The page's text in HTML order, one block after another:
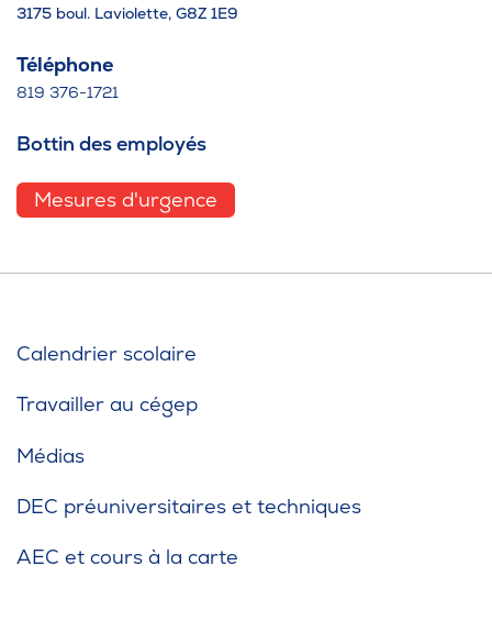
3175 boul. Laviolette, G8Z 1E9
Téléphone
819 376-1721
Bottin des employés
Mesures d'urgence
Calendrier scolaire
Travailler au cégep
Médias
DEC préuniversitaires et techniques
AEC et cours à la carte